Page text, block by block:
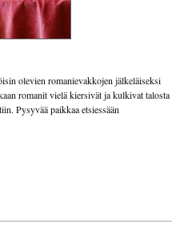
olevien romanievakkojen jälkeläiseksi
romanit vielä kiersivät ja kulkivat talosta
Pysyvää paikkaa etsiessään